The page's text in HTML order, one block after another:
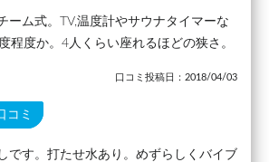
ーム式。TV,温度計やサウナタイマーな
程度か。4人くらい座れるほどの狭さ。
口コミ投稿日：2018/04/03
コミ
です。打たせ水あり。めずらしくバイブ